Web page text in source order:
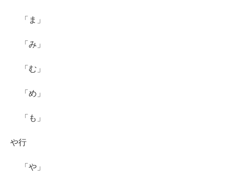
「ま」
「み」
「む」
「め」
「も」
や行
「や」